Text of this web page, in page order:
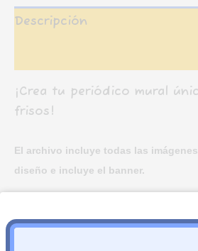
Descripción
¡Crea tu periódico mural
frisos!
El archivo incluye todas las
diseño e incluye el banner.
listo para imprimir en